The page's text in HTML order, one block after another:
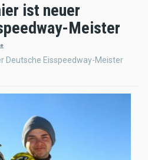
ist neuer
Meister
Deutsche Eisspeedway-Meister